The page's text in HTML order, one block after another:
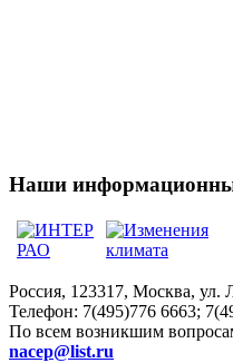
Наши
Россия, 123317, Москва, ул.
Телефон: 7(495)776 6663;
По всем возникшим
nacep@list.ru